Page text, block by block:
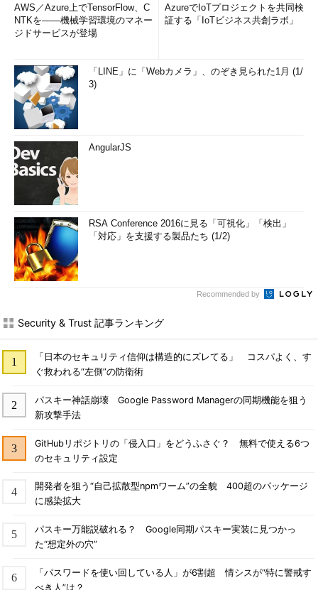
AWS／Azure上でTensorFlow、C
NTKを――機械学習環境のマネー
ジドサービスが登場
AzureでIoTプロジェクトを共同検
証する「IoTビジネス共創ラボ」
「LINE」に「Webカメラ」、のぞき見られた1月 (1/
3)
AngularJS
RSA Conference 2016に見る「可視化」「検出」
「対応」を支援する製品たち (1/2)
Recommended by
Security & Trust 記事ランキング
「日本のセキュリティ信仰は構造的にズレてる」 コスパよく、す
ぐ救われる“左側”の防衛術
パスキー神話崩壊 Google Password Managerの同期機能を狙う
新攻撃手法
GitHubリポジトリの「侵入口」をどうふさぐ？ 無料で使える6つ
のセキュリティ設定
開発者を狙う“自己拡散型npmワーム”の全貌 400超のパッケージ
に感染拡大
パスキー万能説破れる？ Google同期パスキー実装に見つかっ
た“想定外の穴”
「パスワードを使い回している人」が6割超 情シスが“特に警戒す
べき人”は？